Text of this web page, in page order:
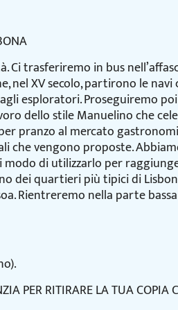
trasferiremo in bus
XV secolo, partirono le
esploratori. Proseguiremo
dello stile Manuelino che
pranzo al mercato
che vengono proposte.
di utilizzarlo per
quartieri più tipici di
Rientreremo nella parte
PER RITIRARE LA TUA COPIA